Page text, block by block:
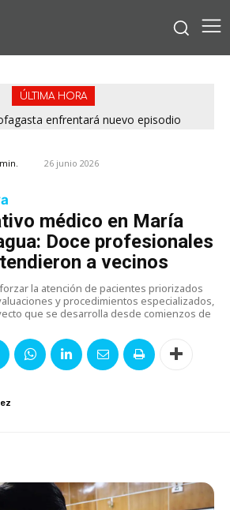
ÚLTIMA HORA
enfrentará nuevo episodio
min. 26 junio 2026
médico en María
Doce profesionales
a vecinos
la atención de pacientes priorizados
y procedimientos especializados,
que se desarrolla desde comienzos de